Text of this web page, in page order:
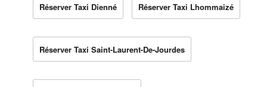
Réserver Taxi Dienné Réserver Taxi Lhommaizé
Réserver Taxi Saint-Laurent-De-Jourdes